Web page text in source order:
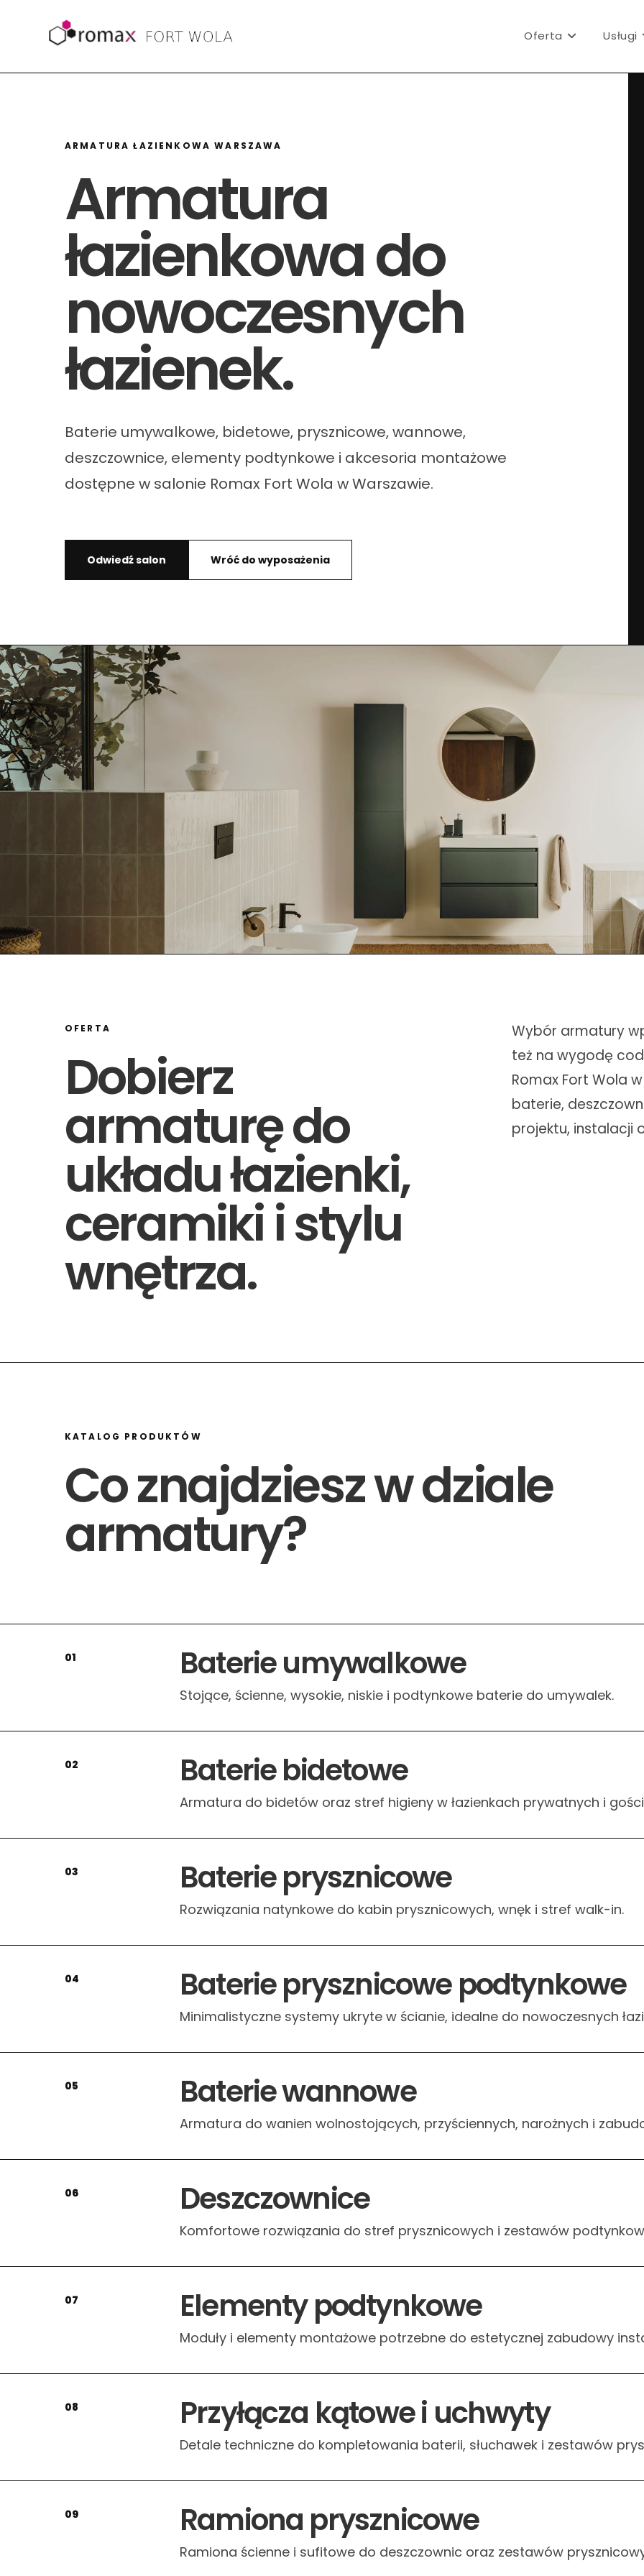
Oferta Usługi
ARMATURA ŁAZIENKOWA WARSZAWA
Armatura
łazienkowa do
nowoczesnych
łazienek.
Baterie umywalkowe, bidetowe, prysznicowe, wannowe,
deszczownice, elementy podtynkowe i akcesoria montażowe
dostępne w salonie Romax Fort Wola w Warszawie.
Odwiedź salon Wróć do wyposażenia
OFERTA
Dobierz
armaturę do
układu łazienki,
ceramiki i stylu
wnętrza.
Wybór armatury
też na wygodę
Romax Fort Wola
baterie,
projektu, instalacji
KATALOG PRODUKTÓW
Co znajdziesz w dziale
armatury?
01 Baterie umywalkowe
Stojące, ścienne, wysokie, niskie i podtynkowe baterie do umywalek.
02 Baterie bidetowe
Armatura do bidetów oraz stref higieny w łazienkach prywatnych i
03 Baterie prysznicowe
Rozwiązania natynkowe do kabin prysznicowych, wnęk i stref walk-in.
04 Baterie prysznicowe podtynkowe
Minimalistyczne systemy ukryte w ścianie, idealne do nowoczesnych
05 Baterie wannowe
Armatura do wanien wolnostojących, przyściennych, narożnych i
06 Deszczownice
Komfortowe rozwiązania do stref prysznicowych i zestawów
07 Elementy podtynkowe
Moduły i elementy montażowe potrzebne do estetycznej zabudowy
08 Przyłącza kątowe i uchwyty
Detale techniczne do kompletowania baterii, słuchawek i zestawów
09 Ramiona prysznicowe
Ramiona ścienne i sufitowe do deszczownic oraz zestawów